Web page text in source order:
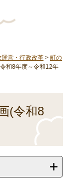
運営・行政改革 > 町の
和8年度～令和12年
(令和8